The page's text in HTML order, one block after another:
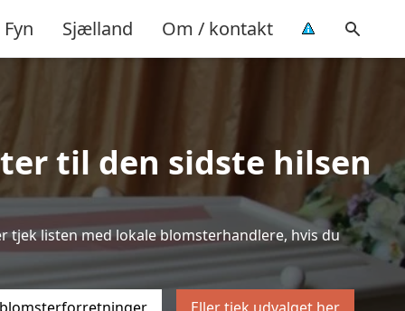
Fyn Sjælland Om / kontakt
til den sidste hilsen
tjek listen med lokale blomsterhandlere, hvis du